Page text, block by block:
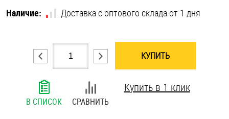
Шпильки
Штифты и пальцы
Наличие:
Доставка с оптового склада от 1 дня
КУПИТЬ
В СПИСОК СРАВНИТЬ
Купить в 1 клик